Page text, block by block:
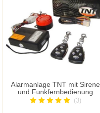
Alarmanlage TNT mit Sirene
und Funkfernbedienung
(3)